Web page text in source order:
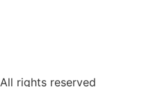
All rights reserved